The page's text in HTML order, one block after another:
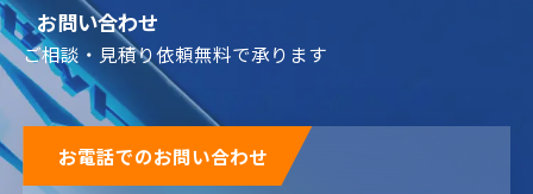
お問い合わせ
ご相談・見積り依頼無料で承ります
お電話でのお問い合わせ